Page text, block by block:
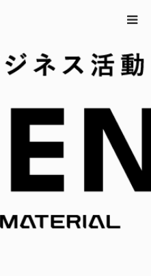
は何の日？
マ時間にサクッと新発見